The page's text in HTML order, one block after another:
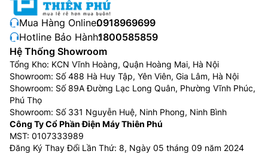
Mua Hàng Online:0918969699
Hotline Bảo Hành:1800585859
Hệ Thống Showroom
Tổng Kho: KCN Vĩnh Hoàng, Quận Hoàng Mai, Hà Nội
Showroom: Số 488 Hà Huy Tập, Yên Viên, Gia Lâm, Hà Nội
Showroom: Số 89A Đường Lạc Long Quân, Phường Vĩnh Phúc,
Phú Thọ
Showroom: Số 331 Nguyễn Huệ, Ninh Phong, Ninh Bình
Công Ty Cổ Phần Điện Máy Thiên Phú
MST: 0107333989
Đăng Ký Thay Đổi Lần Thứ: 8, Ngày 05 tháng 09 năm 2024